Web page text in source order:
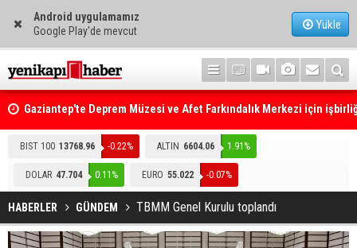
Android uygulamamız
Google Play'de mevcut
Yükle
Gaziantep'te Deprem Müzesi ve Afet Farkındalık Merkezi için
protokolü imzalandı
Resmi Gazete'de Bugün
BIST 100 13768.96 -0.22% ALTIN 6604.06 1.91%
DOLAR 47.704 0.11% EURO 55.022 -0.07%
HABERLER GÜNDEM TBMM Genel Kurulu toplandı